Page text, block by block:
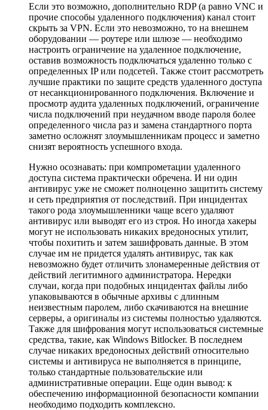
Если это возможно, дополнительно RDP (а равно VNC и
прочие способы удаленного подключения) канал стоит
скрыть за VPN. Если это невозможно, то на внешнем
оборудовании — роутере или шлюзе — необходимо
настроить ограничение на удаленное подключение,
оставив возможность подключаться удаленно только с
определенных IP или подсетей. Также стоит рассмотреть
лучшие практики по защите средств удаленного доступа
от несанкционированного подключения. Включение и
просмотр аудита удаленных подключений, ограничение
числа подключений при неудачном вводе пароля более
определенного числа раз и замена стандартного порта
заметно осложнят злоумышленникам процесс и заметно
снизят вероятность успешного входа.
Нужно осознавать: при компрометации удаленного
доступа система практически обречена. И ни один
антивирус уже не сможет полноценно защитить систему
и сеть предприятия от последствий. При инцидентах
такого рода злоумышленники чаще всего удаляют
антивирус или выводят его из строя. Но иногда хакеры
могут не использовать никаких вредоносных утилит,
чтобы похитить и затем зашифровать данные. В этом
случае им не придется удалять антивирус, так как
невозможно будет отличить злонамеренные действия от
действий легитимного администратора. Нередки
случаи, когда при подобных инцидентах файлы либо
упаковываются в обычные архивы с длинным
неизвестным паролем, либо скачиваются на внешние
серверы, а оригиналы из системы полностью удаляются.
Также для шифрования могут использоваться системные
средства, такие, как Windows Bitlocker. В последнем
случае никаких вредоносных действий относительно
системы и антивируса не выполняется в принципе,
только стандартные пользовательские или
административные операции. Еще один вывод: к
обеспечению информационной безопасности компании
необходимо подходить комплексно.